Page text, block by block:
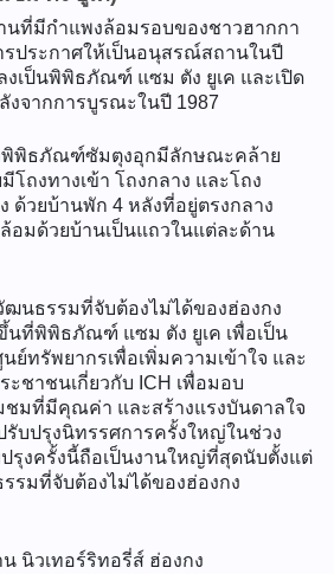
นที่มีกำแพงล้อมรอบของชาวฮากกา
รประกาศให้เป็นอนุสรณ์สถานในปี
งเป็นพิพิธภัณฑ์ แซม ตัง ยูเค และเปิด
จากการบูรณะในปี 1987
พิพิธภัณฑ์ซัมตุงอุกมีลักษณะคล้าย
โถงทางเข้า โถงกลาง และโถง
ด้วยบ้านพัก 4 หลังที่อยู่ตรงกลาง
อมด้วยบ้านเป็นแถวในแต่ละด้าน
นธรรมที่จับต้องไม่ได้ของฮ่องกง
นที่พิพิธภัณฑ์ แซม ตัง ยูเค เพื่อเป็น
ย์ทรัพยากรเพื่อเพิ่มความเข้าใจ และ
ชาชนเกี่ยวกับ ICH เพื่อมอบ
ชมที่มีคุณค่า และสร้างแรงบันดาลใจ
รับปรุงนิทรรศการครั้งใหญ่ในช่วง
รุงครั้งนี้ถือเป็นงานใหญ่ที่สุดนับตั้งแต่
รมที่จับต้องไม่ได้ของฮ่องกง
นิวเทอร์ริทอรี่ส์ ฮ่องกง